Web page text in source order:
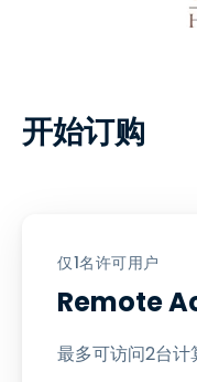
开始订购
仅1名许可用户
Remote
最多可访问2台计